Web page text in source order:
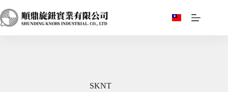
至
SKNT